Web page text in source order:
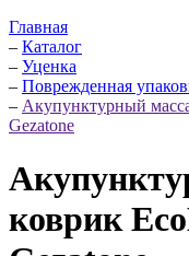
Главная
– Каталог
– Уценка
– Поврежденная
– Акупунктурный
Gezatone
коврик